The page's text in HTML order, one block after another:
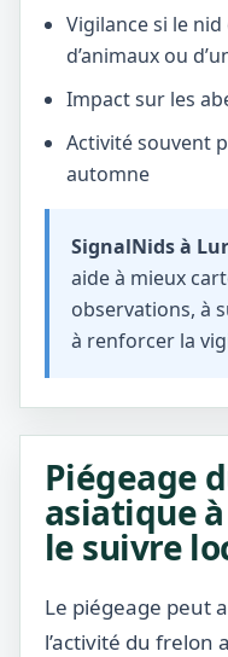
Vigilance si le
d’animaux ou
Impact sur les
Activité souvent
automne
SignalNids à
aide à mieux
observations, à
à renforcer la
Piégeage
asiatique
le suivre
Le piégeage peut
l’activité du frelon